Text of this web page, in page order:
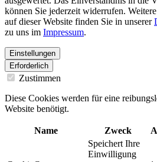
können Sie jederzeit widerrufen.
auf dieser Website finden Sie in unserer
zu uns im Impressum.
Einstellungen
Erforderlich
Zustimmen
Diese Cookies werden für eine
Website benötigt.
Name Zweck
Speichert Ihre
Einwilligung